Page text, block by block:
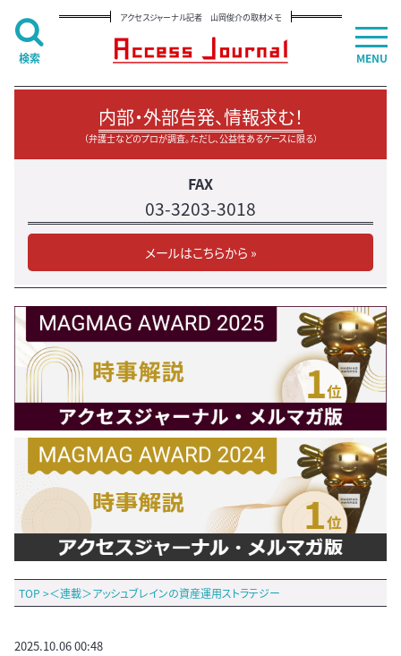
アクセスジャーナル記者 山岡俊介の取材メモ
内部・外部告発、情報求む！
（弁護士などのプロが調査。ただし、公益性あるケースに限る）
FAX
03-3203-3018
メールはこちらから »
TOP >＜連載＞アッシュブレインの資産運用ストラテジー
2025.10.06 00:48
MENU
検索